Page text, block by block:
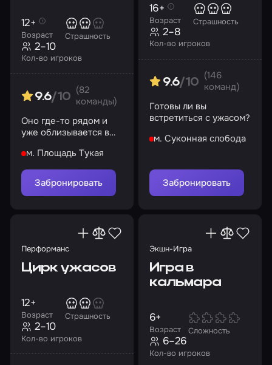
Возраст
12+
Страшность
Кол-во игроков
2–10
9.6/10
(82
команды)
Оно где-то рядом и
уже облизывается в
Поиграем?
м. Площадь Тукая
Забронировать
Возраст
16+
Страшность
Кол-во игроков
2–8
9.6/10
(146
команд)
Готовы ли вы
встретиться с ужасом?
м. Суконная слобода
Забронировать
Перформанс
Цирк ужасов
Возраст
12+
Страшность
Кол-во игроков
2–10
Экшн-Игра
Игра в
кальмара
Возраст
6+
Сложность
Кол-во игроков
6–26